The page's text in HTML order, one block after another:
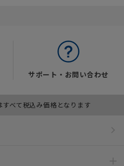
サポート・お問い合わせ
べて税込み価格となります